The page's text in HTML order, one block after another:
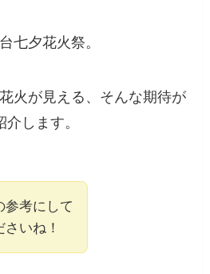
七夕花火祭。
火が見える、そんな期待が
します。
参考にして
いね！